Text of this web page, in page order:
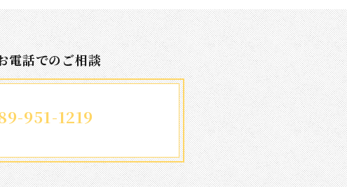
電話でのご相談
951-1219